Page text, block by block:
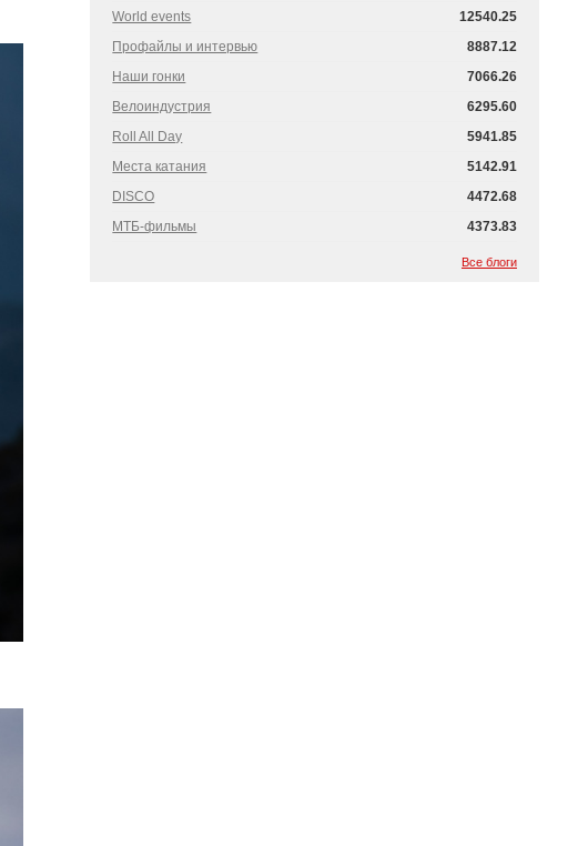
World events
12540.25
Профайлы и интервью
8887.12
Наши гонки
7066.26
Велоиндустрия
6295.60
Roll All Day
5941.85
Места катания
5142.91
DISCO
4472.68
МТБ-фильмы
4373.83
Все блоги